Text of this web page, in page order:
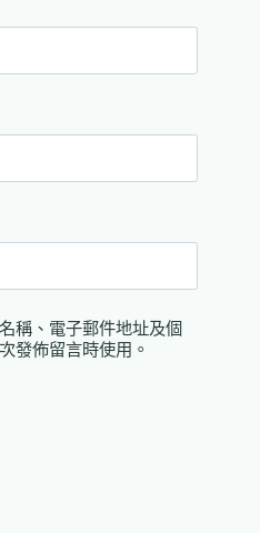
稱、電子郵件地址及個
發佈留言時使用。